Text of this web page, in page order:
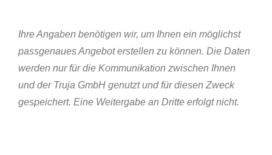
Ihre Angaben benötigen wir, um Ihnen ein möglichst
passgenaues Angebot erstellen zu können. Die Daten
werden nur für die Kommunikation zwischen Ihnen
und der Truja GmbH genutzt und für diesen Zweck
gespeichert. Eine Weitergabe an Dritte erfolgt nicht.